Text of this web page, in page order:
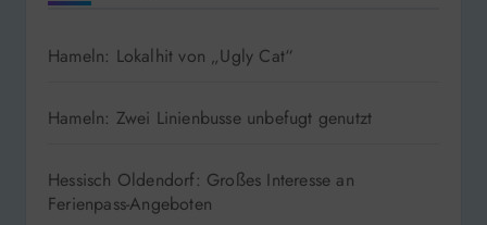
Hameln: Lokalhit von „Ugly Cat“
Hameln: Zwei Linienbusse unbefugt genutzt
Hessisch Oldendorf: Großes Interesse an
Ferienpass-Angeboten